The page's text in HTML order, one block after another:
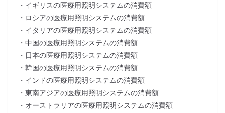
・イギリスの医療用照明システムの消費額
・ロシアの医療用照明システムの消費額
・イタリアの医療用照明システムの消費額
・中国の医療用照明システムの消費額
・日本の医療用照明システムの消費額
・韓国の医療用照明システムの消費額
・インドの医療用照明システムの消費額
・東南アジアの医療用照明システムの消費額
・オーストラリアの医療用照明システムの消費額